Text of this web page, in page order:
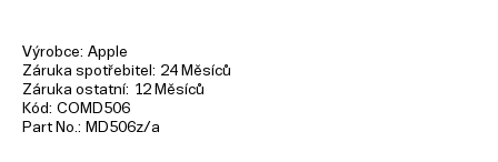
Výrobce Apple
Záruka spotřebitel
24 Měsíců
Záruka ostatní 12 Měsíců
Kód COMD506
Part No.
MD506z/a